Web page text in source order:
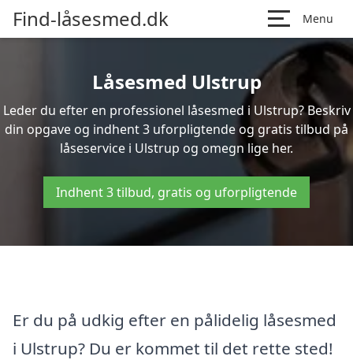
Find-låsesmed.dk Menu
Låsesmed Ulstrup
Leder du efter en professionel låsesmed i Ulstrup? Beskriv
din opgave og indhent 3 uforpligtende og gratis tilbud på
låseservice i Ulstrup og omegn lige her.
Indhent 3 tilbud, gratis og uforpligtende
Er du på udkig efter en pålidelig låsesmed
i Ulstrup? Du er kommet til det rette sted!